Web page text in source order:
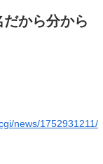
から分から
news/1752931211/